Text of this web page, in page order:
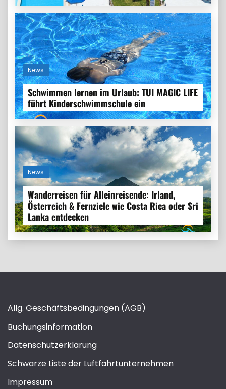
News
Schwimmen lernen im Urlaub: TUI MAGIC LIFE
führt Kinderschwimmschule ein
News
Wanderreisen für Alleinreisende: Irland,
Österreich & Fernziele wie Costa Rica oder Sri
Lanka entdecken
Allg. Geschäftsbedingungen (AGB)
Buchungsinformation
Datenschutzerklärung
Schwarze Liste der Luftfahrtunternehmen
Impressum